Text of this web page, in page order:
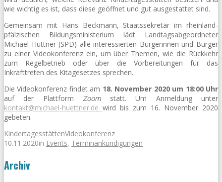
wie wichtig es ist, dass diese geöffnet und gut ausgestattet sind.
Gemeinsam mit Hans Beckmann, Staatssekretär im rheinland-
pfälzischen Bildungsministerium lädt Landtagsabgeordneter
Michael Hüttner (SPD) alle interessierten Bürgerinnen und Bürger
zu einer Videokonferenz ein, um über Themen, wie die Rückkehr
zum Regelbetrieb oder über die Vorbereitungen für das
Inkrafttreten des Kitagesetzes sprechen.
Die Videokonferenz findet am 18. November 2020 um 18:00 Uhr
auf der Plattform Zoom statt. Um Anmeldung unter
kontakt@michael-huettner.de wird bis zum 16. November 2020
gebeten.
KindertagesstättenVideokonferenz
10.11.2020in Events, Terminankündigungen
Archiv